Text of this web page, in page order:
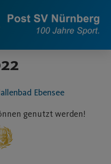
Ebensee
genutzt werden!